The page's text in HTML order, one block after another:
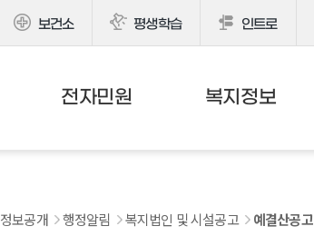
보건소 평생학습 인트로
전자민원 복지정보
정보공개 행정알림 복지법인 및 시설공고 예결산공고